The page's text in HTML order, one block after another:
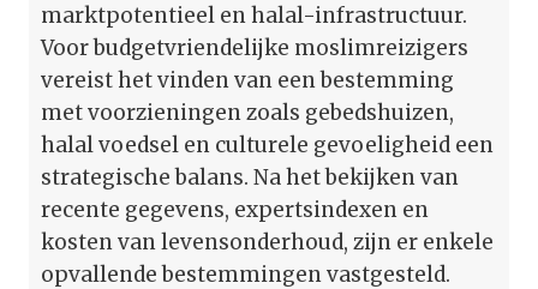
marktpotentieel en halal-infrastructuur.
Voor budgetvriendelijke moslimreizigers
vereist het vinden van een bestemming
met voorzieningen zoals gebedshuizen,
halal voedsel en culturele gevoeligheid een
strategische balans. Na het bekijken van
recente gegevens, expertsindexen en
kosten van levensonderhoud, zijn er enkele
opvallende bestemmingen vastgesteld.